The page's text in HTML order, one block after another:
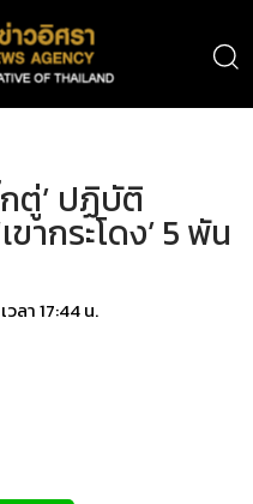
กตู่’ ปฏิบัติ
ขากระโดง’ 5 พัน
ลา 17:44 น.